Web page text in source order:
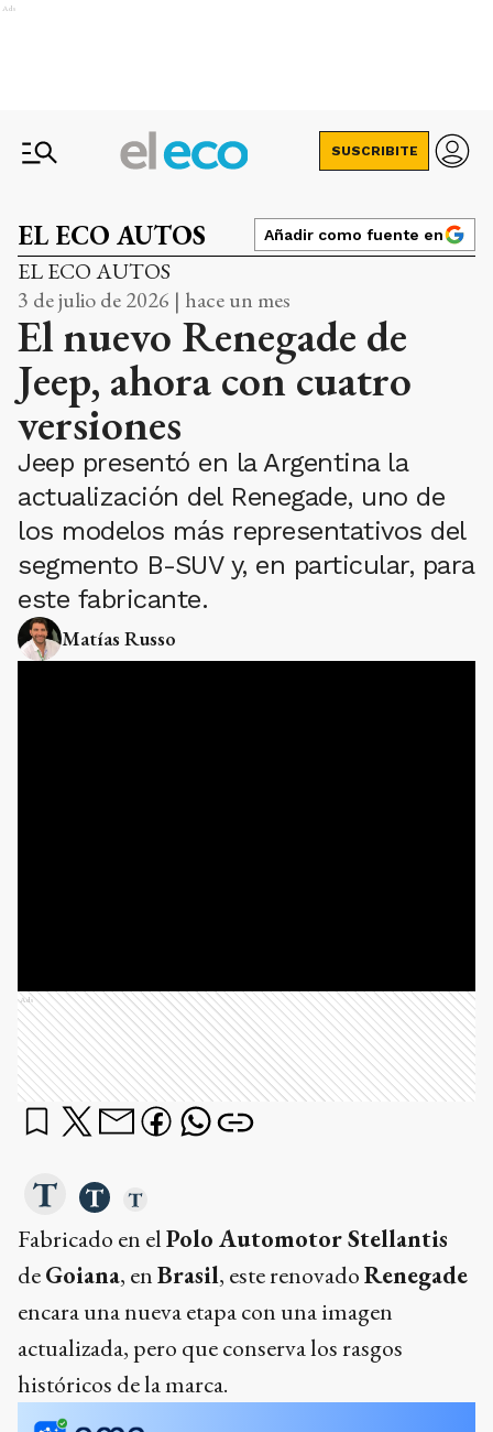
Ads
SUSCRIBITE
EL ECO AUTOS Añadir como fuente en
EL ECO AUTOS
3 de julio de 2026 | hace un mes
El nuevo Renegade de
Jeep, ahora con cuatro
versiones
Jeep presentó en la Argentina la
actualización del Renegade, uno de
los modelos más representativos del
segmento B-SUV y, en particular, para
este fabricante.
Matías Russo
Ads
Fabricado en elPolo Automotor Stellantis
deGoiana, enBrasil, este renovadoRenegade
encara una nueva etapa con una imagen
actualizada, pero que conserva los rasgos
históricos de la marca.